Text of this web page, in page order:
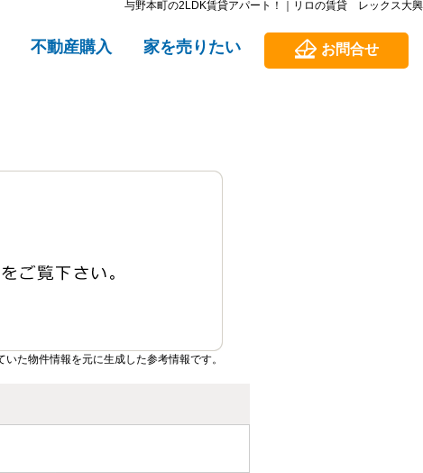
与野本町の2LDK賃貸アパート！｜リロの賃貸 レックス大興
不動産購入 家を売りたい お問合せ
た物件情報を元に生成した参考情報です。